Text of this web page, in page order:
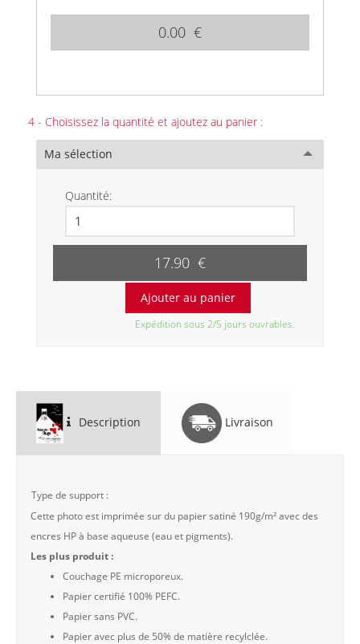
0.00 €
4 - Choisissez la quantité et ajoutez au panier :
Ma sélection
Quantité:
17.90 €
Expédition sous 2/5 jours ouvrables.
Description Livraison
Type de support :
Cette photo est imprimée sur du papier satiné 190g/m² avec des
encres HP à base aqueuse (eau et pigments).
Les plus produit :
Couchage PE microporeux.
Papier certifié 100% PEFC.
Papier sans PVC.
Papier avec plus de 50% de matière recylclée.